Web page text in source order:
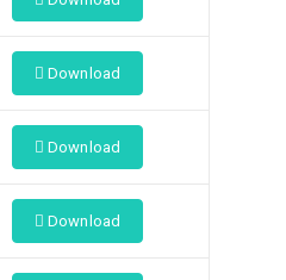
Download
Download
Download